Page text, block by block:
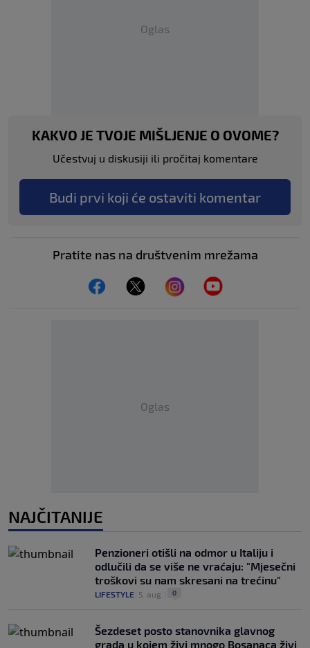
Oglas
KAKVO JE TVOJE MIŠLJENJE O OVOME?
Učestvuj u diskusiji ili pročitaj komentare
Budi prvi koji će ostaviti komentar
Pratite nas na društvenim mrežama
Oglas
NAJČITANIJE
Penzioneri otišli na odmor u Italiju i
odlučili da se više ne vraćaju: "Mjesečni
troškovi su nam skresani na trećinu"
LIFESTYLE 5. aug. 0
Šezdeset posto stanovnika glavnog
grada u kojem živi mnogo Bosanaca živi